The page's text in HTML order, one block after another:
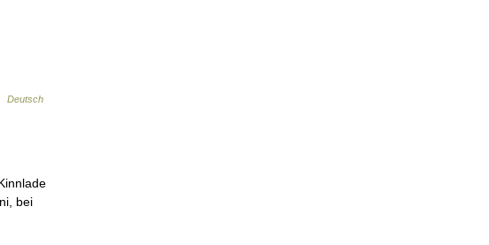
Deutsch
bei